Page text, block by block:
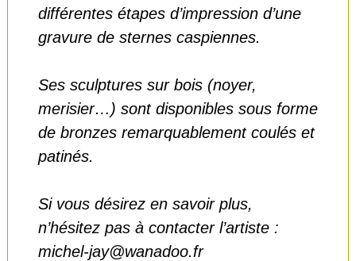
différentes étapes d’impression d’une
gravure de sternes caspiennes.
Ses sculptures sur bois (noyer,
merisier…) sont disponibles sous forme
de bronzes remarquablement coulés et
patinés.
Si vous désirez en savoir plus,
n’hésitez pas à contacter l’artiste :
michel-jay@wanadoo.fr